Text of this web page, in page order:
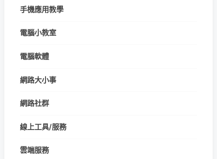
手機應用教學
電腦小教室
電腦軟體
網路大小事
網路社群
線上工具/服務
雲端服務